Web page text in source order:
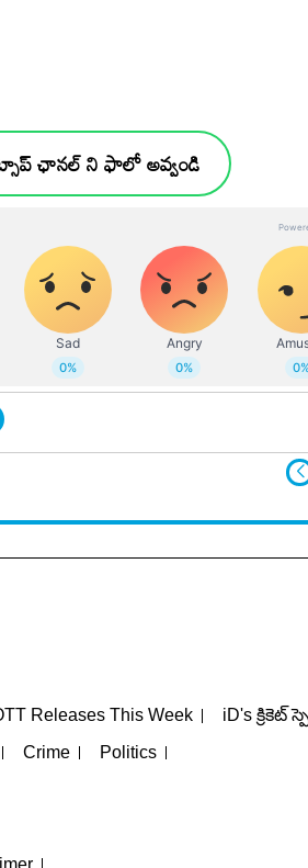
ఛానల్ ని ఫాలో అవ్వండి
Releases This Week iD's క్రికెట్
Crime Politics